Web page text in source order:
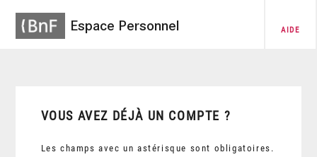
Espace Personnel AIDE
VOUS AVEZ DÉJÀ UN COMPTE ?
Les champs avec un astérisque sont obligatoires.